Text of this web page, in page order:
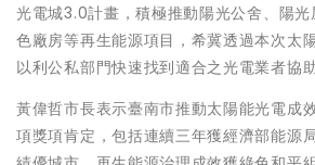
光電城3.0計畫，積極推動陽光公舍、陽
色廠房等再生能源項目，希冀透過本次太
以利公私部門快速找到適合之光電業者協
黃偉哲市長表示臺南市推動太陽能光電成
項獎項肯定，包括連續三年獲經濟部能源